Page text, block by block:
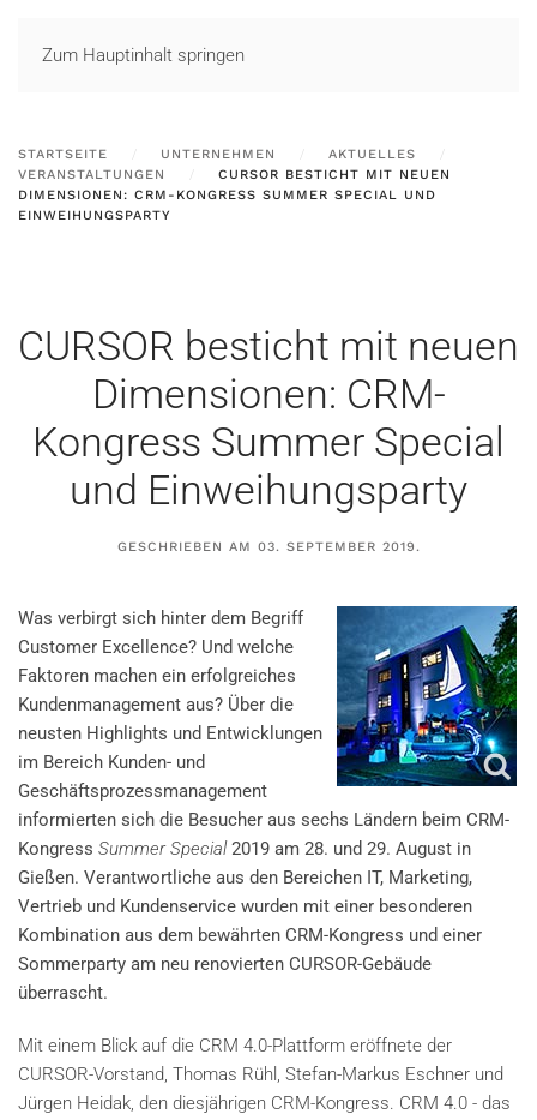
Zum Hauptinhalt springen
STARTSEITE UNTERNEHMEN
AKTUELLES
VERANSTALTUNGEN
CURSOR BESTICHT MIT NEUEN
DIMENSIONEN: CRM-KONGRESS SUMMER SPECIAL UND
EINWEIHUNGSPARTY
CURSOR besticht mit neuen
Dimensionen: CRM-
Kongress Summer Special
und Einweihungsparty
GESCHRIEBEN AM 03. SEPTEMBER 2019.
Was verbirgt sich hinter dem Begriff
Customer Excellence? Und welche
Faktoren machen ein erfolgreiches
Kundenmanagement aus? Über die
neusten Highlights und Entwicklungen
im Bereich Kunden- und
Geschäftsprozessmanagement
informierten sich die Besucher aus sechs Ländern beim CRM-
Kongress Summer Special2019 am 28. und 29. August in
Gießen. Verantwortliche aus den Bereichen IT, Marketing,
Vertrieb und Kundenservice wurden mit einer besonderen
Kombination aus dem bewährten CRM-Kongress und einer
Sommerparty am neu renovierten CURSOR-Gebäude
überrascht.
Mit einem Blick auf die CRM 4.0-Plattform eröffnete der
CURSOR-Vorstand, Thomas Rühl, Stefan-Markus Eschner und
Jürgen Heidak, den diesjährigen CRM-Kongress. CRM 4.0 - das